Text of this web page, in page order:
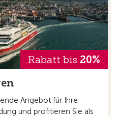
Rabatt bis 20%
Angebot für Ihre
und profitieren Sie als